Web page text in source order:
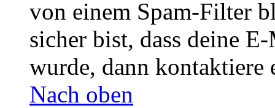
von einem Spam-Filter
sicher bist, dass deine
wurde, dann kontaktiere
Nach oben